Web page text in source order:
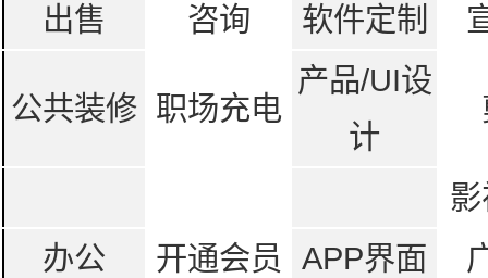
出售 咨询 软件定制
公共装修 职场充电
产品/UI设
计
办公
开通会员 APP界面